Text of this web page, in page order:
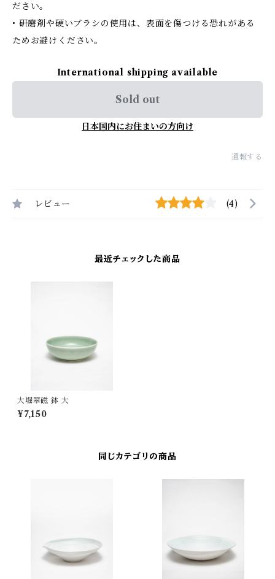
ださい。
• 研磨剤や硬いブラシの使用は、表面を傷つける恐れがある
ためお避けください。
International shipping available
Sold out
日本国内にお住まいの方向け
通報する
レビュー (4)
最近チェックした商品
大堀翠磁 鉢 大
¥7,150
同じカテゴリの商品